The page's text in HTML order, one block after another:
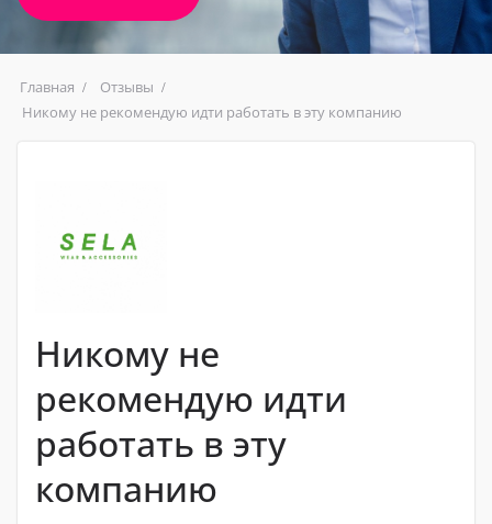
Главная
Отзывы
Никому не рекомендую идти работать в эту компанию
Никому не
рекомендую идти
работать в эту
компанию